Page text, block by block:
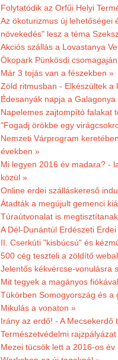
Folytatódik az Orfűi Helyi
Az ökoturizmus új lehetőségei
növekedés" lesz a téma
Akciós szállás a Lovastanya
Ökopark Pünkösdi
Már 3 tojás van a fészekben »
Zöld ritmusban - Elkészültek
Édesanyák napja a
Napelemes zajtompító falakat
"Fogadj örökbe egy
Nemzeti Várprogram
években »
Mi legyen 2016 év madara? -
közül »
Online erdei szálláskereső
Átadták a megújult gemenci
Túraútvonalat is
A Dél-Dunántúl Erdészeti
II. Cserkúti "kisbúcsú" és
500 cég teszteli a zöldítő
Jelentős kékvércse-vonulásra
Mit tegyek a magányos
Tükörben Somogyország és a
Mikulás a vonaton »
Irány az erdő! - A
Természetvédelmi
Mezei tücsök lett a 2016-os év